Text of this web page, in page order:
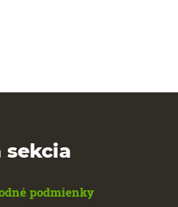
podmienky